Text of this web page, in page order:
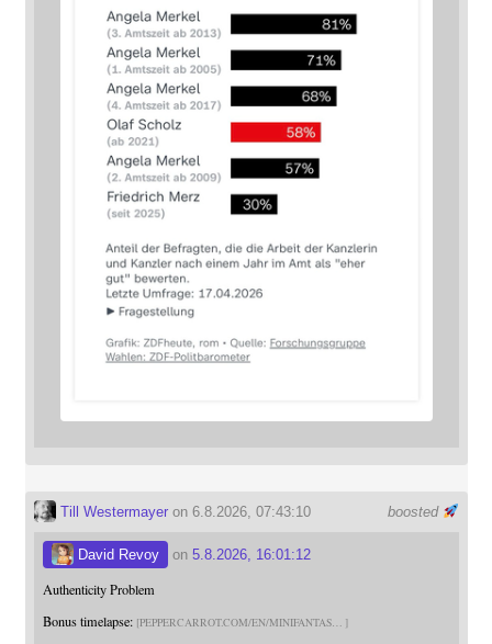
boosted
Till Westermayeron 6.8.2026, 07:43:10
David Revoy on 5.8.2026, 16:01:12
Authenticity Problem
Bonus timelapse: PEPPERCARROT.COM/EN/MINIFANTAS